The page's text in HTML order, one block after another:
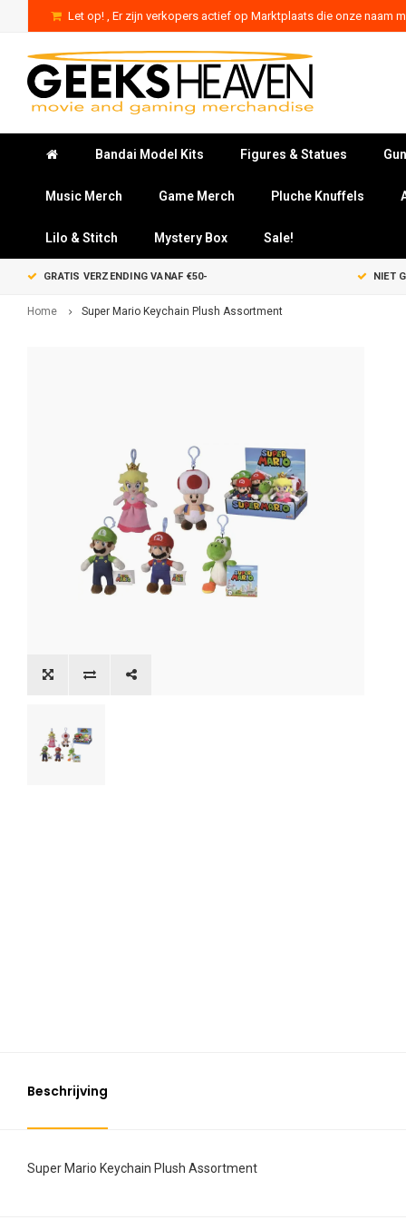
Let op! , Er zijn verkopers actief op Marktplaats die onze naam
Bandai Model Kits Figures & Statues
Music Merch Game Merch Pluche Knuffels
Lilo & Stitch Mystery Box Sale!
GRATIS VERZENDING VANAF €50- NIET
Home Super Mario Keychain Plush Assortment
Beschrijving
Super Mario Keychain Plush Assortment